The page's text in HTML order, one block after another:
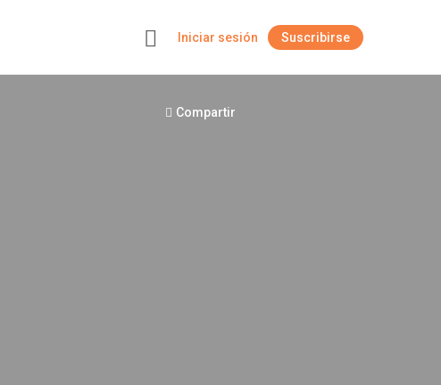
Iniciar sesión Suscribirse
Compartir